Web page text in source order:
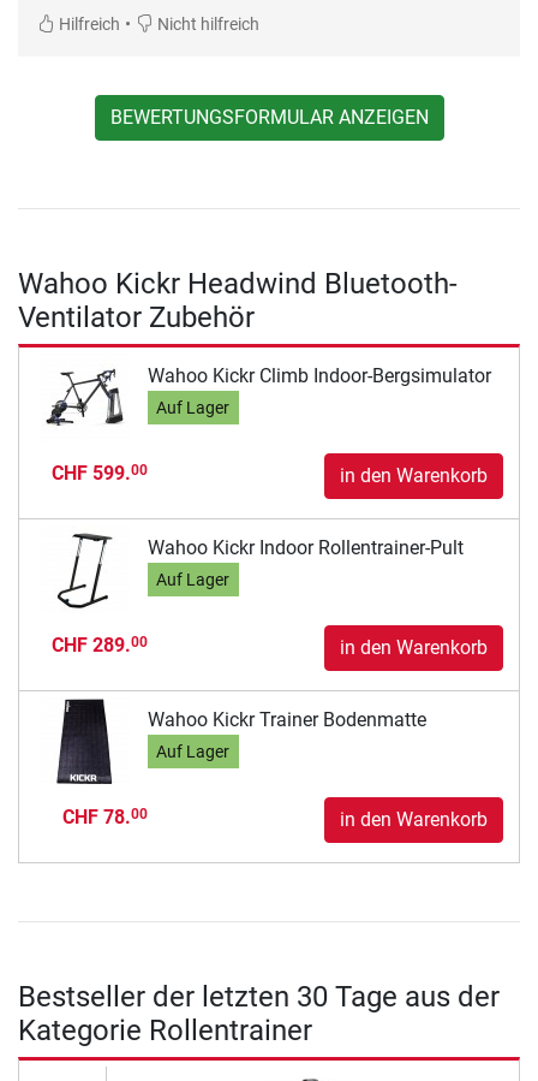
Hilfreich • Nicht hilfreich
BEWERTUNGSFORMULAR ANZEIGEN
Wahoo Kickr Headwind Bluetooth-
Ventilator Zubehör
Wahoo Kickr Climb Indoor-Bergsimulator
Auf Lager
CHF 599.00 in den Warenkorb
Wahoo Kickr Indoor Rollentrainer-Pult
Auf Lager
CHF 289.00 in den Warenkorb
Wahoo Kickr Trainer Bodenmatte
Auf Lager
CHF 78.00 in den Warenkorb
Bestseller der letzten 30 Tage aus der
Kategorie Rollentrainer